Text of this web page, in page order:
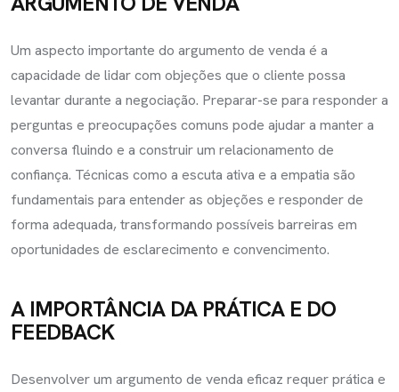
Um aspecto importante do argumento de venda é a
capacidade de lidar com objeções que o cliente possa
levantar durante a negociação. Preparar-se para responder a
perguntas e preocupações comuns pode ajudar a manter a
conversa fluindo e a construir um relacionamento de
confiança. Técnicas como a escuta ativa e a empatia são
fundamentais para entender as objeções e responder de
forma adequada, transformando possíveis barreiras em
oportunidades de esclarecimento e convencimento.
A IMPORTÂNCIA DA PRÁTICA E DO
FEEDBACK
Desenvolver um argumento de venda eficaz requer prática e